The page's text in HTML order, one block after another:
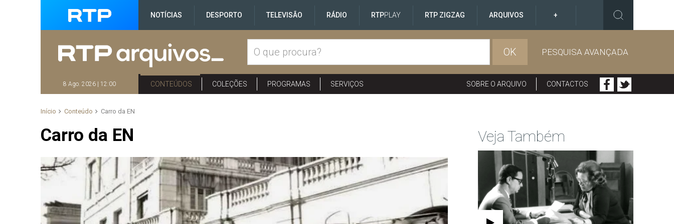
NOTÍCIAS DESPORTO TELEVISÃO RÁDIO RTPPLAY RTP ZIGZAG ARQUIVOS +
OK PESQUISA AVANÇADA
8 Ago. 2026 | 12:00 CONTEÚDOS COLEÇÕES PROGRAMAS SERVIÇOS SOBRE O ARQUIVO CONTACTOS
Início Conteúdo Carro da EN
Carro da EN Veja Também